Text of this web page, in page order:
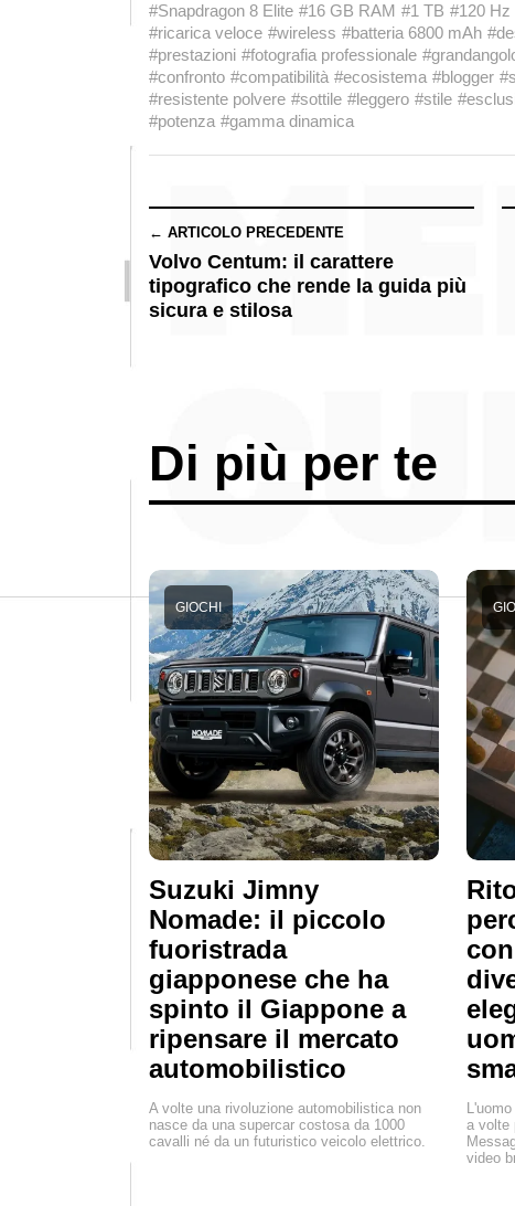
#Snapdragon 8 Elite #16 GB RAM #1 TB #120 Hz
#ricarica veloce #wireless #batteria 6800 mAh
#prestazioni #fotografia professionale
#confronto #compatibilità #ecosistema #blogger
#resistente polvere #sottile #leggero #stile
#potenza #gamma dinamica
← ARTICOLO PRECEDENTE
Volvo Centum: il carattere
tipografico che rende la guida più
sicura e stilosa
Di più per te
Suzuki Jimny
Nomade: il piccolo
fuoristrada
giapponese che ha
spinto il Giappone a
ripensare il mercato
automobilistico
GIOCHI
A volte una rivoluzione automobilistica non
nasce da una supercar costosa da 1000
cavalli né da un futuristico veicolo elettrico.
a volte
video